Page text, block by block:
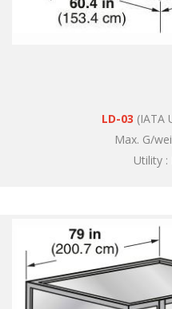
LD-03 (IATA
Max. G/
Utility :